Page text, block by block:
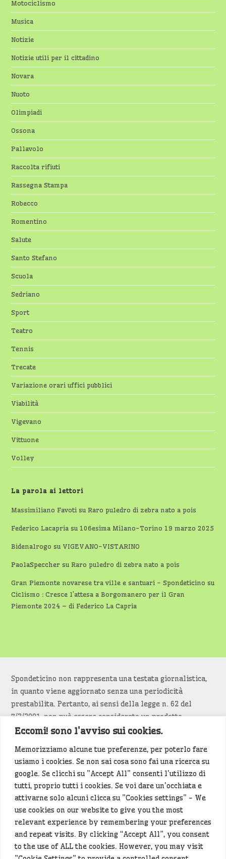
Eccomi! sono l'avviso sui cookies.
Memorizziamo alcune tue preferenze, per poterlo fare
usiamo i cookies. Se non sai cosa sono fai una ricerca su
google. Se clicchi su "Accept All" consenti l'utilizzo di
tutti, proprio tutti i cookies. Se voi dare un'occhiata e
attivarne solo alcuni clicca su "Cookies settings" - We
use cookies on our website to give you the most
relevant experience by remembering your preferences
and repeat visits. By clicking “Accept All”, you consent
to the use of ALL the cookies. However, you may visit
Motociclismo
Musica
Notizie
Notizie utili per il cittadino
Novara
Nuoto
Olimpiadi
Ossona
Pallavolo
Raccolta rifiuti
Rassegna Stampa
Robecco
Romentino
Salute
Santo Stefano
Scuola
Sedriano
Sport
Teatro
Tennis
Trecate
Variazione orari uffici pubblici
Viabilità
Vigevano
Vittuone
Volley
La parola ai lettori
Massimiliano Favoti suRaro puledro di zebra nato a pois
Federico Lacapria su 106esima Milano-Torino 19 marzo 2025
Bidenalrogo su VIGEVANO-VISTARINO
PaolaSpeccher suRaro puledro di zebra nato a pois
Gran Piemonte novarese tra ville e santuari - Spondeticino su
Ciclismo : Cresce l’attesa a Borgomanero per il Gran
Piemonte 2024 – di Federico La Capria
Spondeticino non rappresenta una testata giornalistica,
in quanto viene aggiornato senza una periodicità
prestabilita. Pertanto, ai sensi della legge n. 62 del
7/3/2001, non può essere considerato un prodotto
editoriale.
Siamo attenti a non violare copyright e diritti
d’immagine. Se un contenuto è di tua proprietà e vuoi
richiederne la rimozionediccelo(<- clicca per inviarci un
messaggio).
Alcuni articoli sono generati in bozza rielaborando, con
l'intelligenza artificiale generativa, contenuti
provenienti da fonti istituzionali e altri siti di interesse
locale. Prima della pubblicazioni l'articolo viene